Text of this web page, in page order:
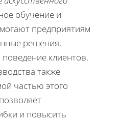
обучение и
предприятиям
решения,
клиентов.
также
частью этого
и повысить